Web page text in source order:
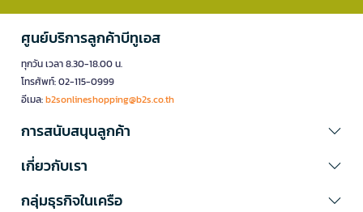
ศูนย์บริการลูกค้าบีทูเอส
ทุกวัน เวลา 8.30-18.00 น.
โทรศัพท์: 02-115-0999
อีเมล:b2sonlineshopping@b2s.co.th
การสนับสนุนลูกค้า
เกี่ยวกับเรา
กลุ่มธุรกิจในเครือ